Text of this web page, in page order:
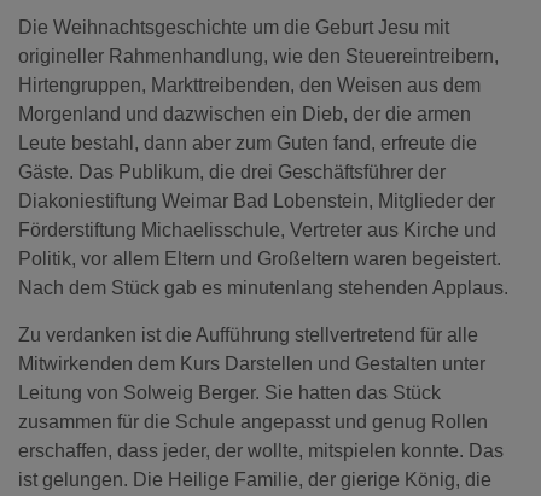
Die Weihnachtsgeschichte um die Geburt Jesu mit
origineller Rahmenhandlung, wie den Steuereintreibern,
Hirtengruppen, Markttreibenden, den Weisen aus dem
Morgenland und dazwischen ein Dieb, der die armen
Leute bestahl, dann aber zum Guten fand, erfreute die
Gäste. Das Publikum, die drei Geschäftsführer der
Diakoniestiftung Weimar Bad Lobenstein, Mitglieder der
Förderstiftung Michaelisschule, Vertreter aus Kirche und
Politik, vor allem Eltern und Großeltern waren begeistert.
Nach dem Stück gab es minutenlang stehenden Applaus.
Zu verdanken ist die Aufführung stellvertretend für alle
Mitwirkenden dem Kurs Darstellen und Gestalten unter
Leitung von Solweig Berger. Sie hatten das Stück
zusammen für die Schule angepasst und genug Rollen
erschaffen, dass jeder, der wollte, mitspielen konnte. Das
ist gelungen. Die Heilige Familie, der gierige König, die